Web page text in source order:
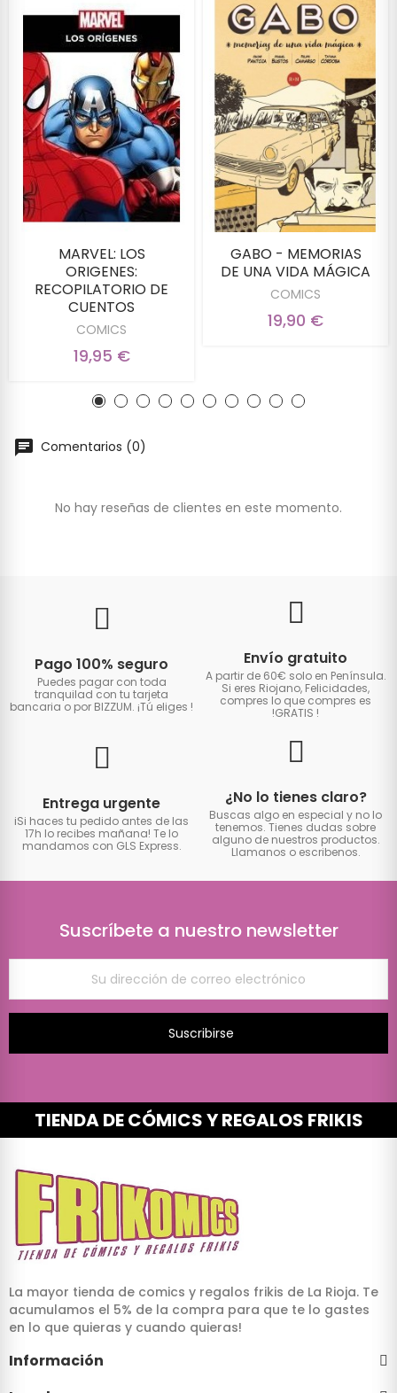
MARVEL: LOS
ORIGENES:
RECOPILATORIO DE
CUENTOS
COMICS
19,95 €
GABO - MEMORIAS
DE UNA VIDA MÁGICA
COMICS
19,90 €
Comentarios (0)
No hay reseñas de clientes en este momento.
Pago 100% seguro
Puedes pagar con toda
tranquilad con tu tarjeta
bancaria o por BIZZUM. ¡Tú eliges !
Envío gratuito
A partir de 60€ solo en Península.
Si eres Riojano, Felicidades,
compres lo que compres es
!GRATIS !
Entrega urgente
iSi haces tu pedido antes de las
17h lo recibes mañana! Te lo
mandamos con GLS Express.
¿No lo tienes claro?
Buscas algo en especial y no lo
tenemos. Tienes dudas sobre
alguno de nuestros productos.
Llamanos o escribenos.
Suscríbete a nuestro newsletter
Suscribirse
TIENDA DE CÓMICS Y REGALOS FRIKIS
La mayor tienda de comics y regalos frikis de La Rioja. Te
acumulamos el 5% de la compra para que te lo gastes
en lo que quieras y cuando quieras!
Información